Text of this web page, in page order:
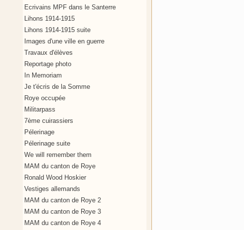
Ecrivains MPF dans le Santerre
Lihons 1914-1915
Lihons 1914-1915 suite
Images d'une ville en guerre
Travaux d'élèves
Reportage photo
In Memoriam
Je t'écris de la Somme
Roye occupée
Militarpass
7ème cuirassiers
Pélerinage
Pélerinage suite
We will remember them
MAM du canton de Roye
Ronald Wood Hoskier
Vestiges allemands
MAM du canton de Roye 2
MAM du canton de Roye 3
MAM du canton de Roye 4